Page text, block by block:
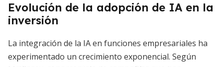
Evolución de la adopción de IA en la
inversión
La integración de la IA en funciones empresariales ha
experimentado un crecimiento exponencial. Según